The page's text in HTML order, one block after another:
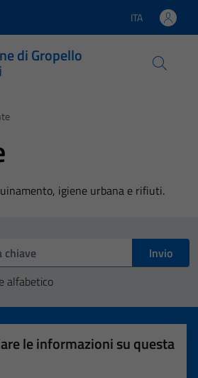
Lingua attiva:
ITA
di Gropello
igiene urbana e rifiuti.
Invio
alfabetico
le informazioni su questa